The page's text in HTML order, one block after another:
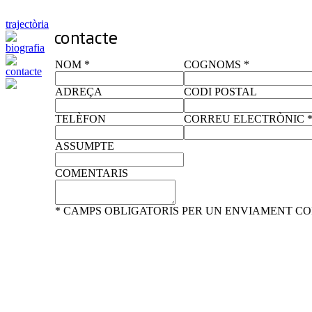
trajectòria
biografia
contacte
NOM * COGNOMS *
ADREÇA CODI POSTAL
TELÈFON CORREU ELECTRÒNIC *
ASSUMPTE
COMENTARIS
* CAMPS OBLIGATORIS PER UN ENVIAMENT